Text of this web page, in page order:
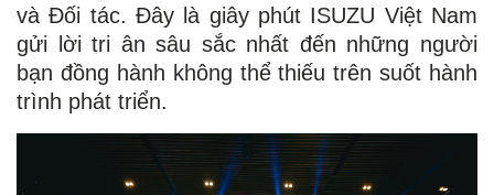
và Đối tác. Đây là giây phút ISUZU Việt Nam
gửi lời tri ân sâu sắc nhất đến những người
bạn đồng hành không thể thiếu trên suốt hành
trình phát triển.